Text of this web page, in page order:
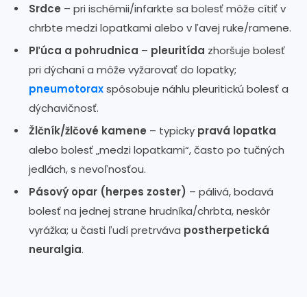
Srdce – pri ischémii/infarkte sa bolesť môže cítiť v
chrbte medzi lopatkami alebo v ľavej ruke/ramene.
Pľúca a pohrudnica – pleuritída zhoršuje bolesť
pri dýchaní a môže vyžarovať do lopatky;
pneumotoraxspôsobuje náhlu pleuritickú bolesť a
dýchavičnosť.
Žlčník/žlčové kamene – typicky pravá lopatka
alebo bolesť „medzi lopatkami“, často po tučných
jedlách, s nevoľnosťou.
Pásový opar (herpes zoster) – pálivá, bodavá
bolesť na jednej strane hrudníka/chrbta, neskôr
vyrážka; u časti ľudí pretrváva postherpetická
neuralgia.